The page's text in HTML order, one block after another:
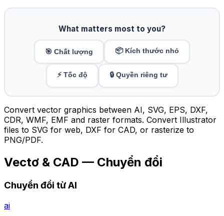
What matters most to you?
🎯 Chất lượng 📦 Kích thước nhỏ
⚡ Tốc độ 🔒 Quyền riêng tư
Convert vector graphics between AI, SVG, EPS, DXF,
CDR, WMF, EMF and raster formats. Convert Illustrator
files to SVG for web, DXF for CAD, or rasterize to
PNG/PDF.
Vectơ & CAD — Chuyển đổi
Chuyển đổi từ AI
ai